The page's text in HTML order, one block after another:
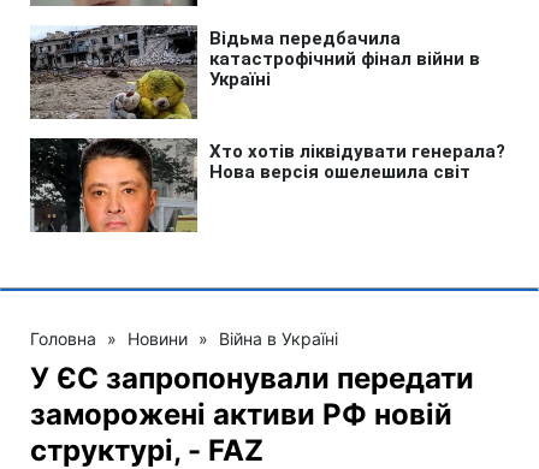
Головна » Новини » Війна в Україні
У ЄС запропонували передати
заморожені активи РФ новій
структурі, - FAZ